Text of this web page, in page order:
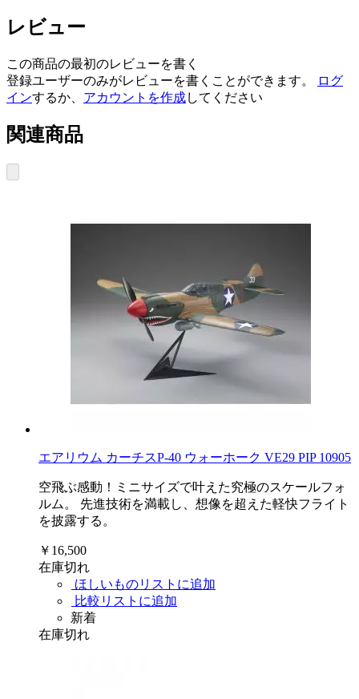
レビュー
この商品の最初のレビューを書く
登録ユーザーのみがレビューを書くことができます。
ログ
インするか、 アカウントを作成してください
関連商品
エアリウム カーチスP-40 ウォーホーク VE29 PIP 10905
空飛ぶ感動！ミニサイズで叶えた究極のスケールフォ
ルム。 先進技術を満載し、想像を超えた軽快フライト
を披露する。
￥16,500
在庫切れ
ほしいものリストに追加
比較リストに追加
新着
在庫切れ